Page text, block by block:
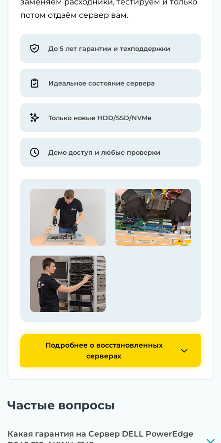
потом отдаём сервер вам.
До 5 лет гарантии и техподдержки
Идеальное состояние сервера
Только новые HDD/SSD/NVMe
Демо доступ и любые проверки
Подробнее о восстановленных
серверах
Частые вопросы
Какая гарантия на Сервер DELL PowerEdge